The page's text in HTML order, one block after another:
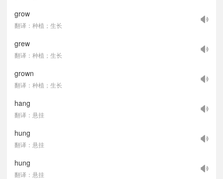
grow
翻译：种植；生长
grew
翻译：种植；生长
grown
翻译：种植；生长
hang
翻译：悬挂
hung
翻译：悬挂
hung
翻译：悬挂